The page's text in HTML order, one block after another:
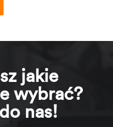
jakie
wybrać?
nas!